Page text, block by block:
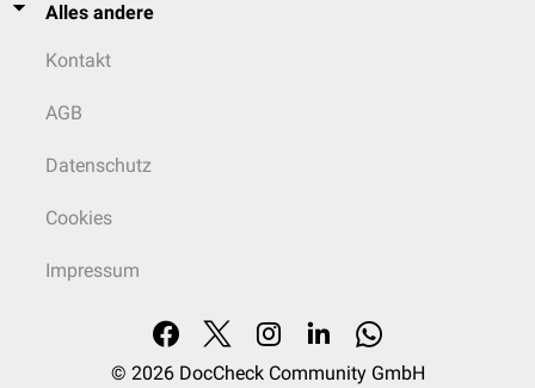
Alles andere
Kontakt
AGB
Datenschutz
Cookies
Impressum
© 2026 DocCheck Community GmbH